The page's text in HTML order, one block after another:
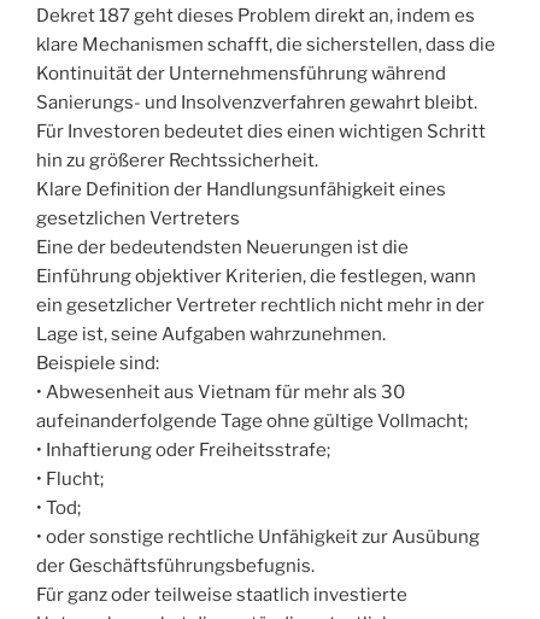
Dekret 187 geht dieses Problem direkt an, indem es
klare Mechanismen schafft, die sicherstellen, dass die
Kontinuität der Unternehmensführung während
Sanierungs- und Insolvenzverfahren gewahrt bleibt.
Für Investoren bedeutet dies einen wichtigen Schritt
hin zu größerer Rechtssicherheit.
Klare Definition der Handlungsunfähigkeit eines
gesetzlichen Vertreters
Eine der bedeutendsten Neuerungen ist die
Einführung objektiver Kriterien, die festlegen, wann
ein gesetzlicher Vertreter rechtlich nicht mehr in der
Lage ist, seine Aufgaben wahrzunehmen.
Beispiele sind:
• Abwesenheit aus Vietnam für mehr als 30
aufeinanderfolgende Tage ohne gültige Vollmacht;
• Inhaftierung oder Freiheitsstrafe;
• Flucht;
• Tod;
• oder sonstige rechtliche Unfähigkeit zur Ausübung
der Geschäftsführungsbefugnis.
Für ganz oder teilweise staatlich investierte